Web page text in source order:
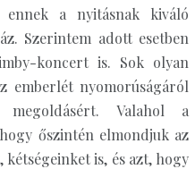
a nyitásnak kiváló
Szerintem adott esetben
koncert is. Sok olyan
emberlét nyomorúságáról
Valahol a
őszintén elmondjuk az
is, és azt, hogy